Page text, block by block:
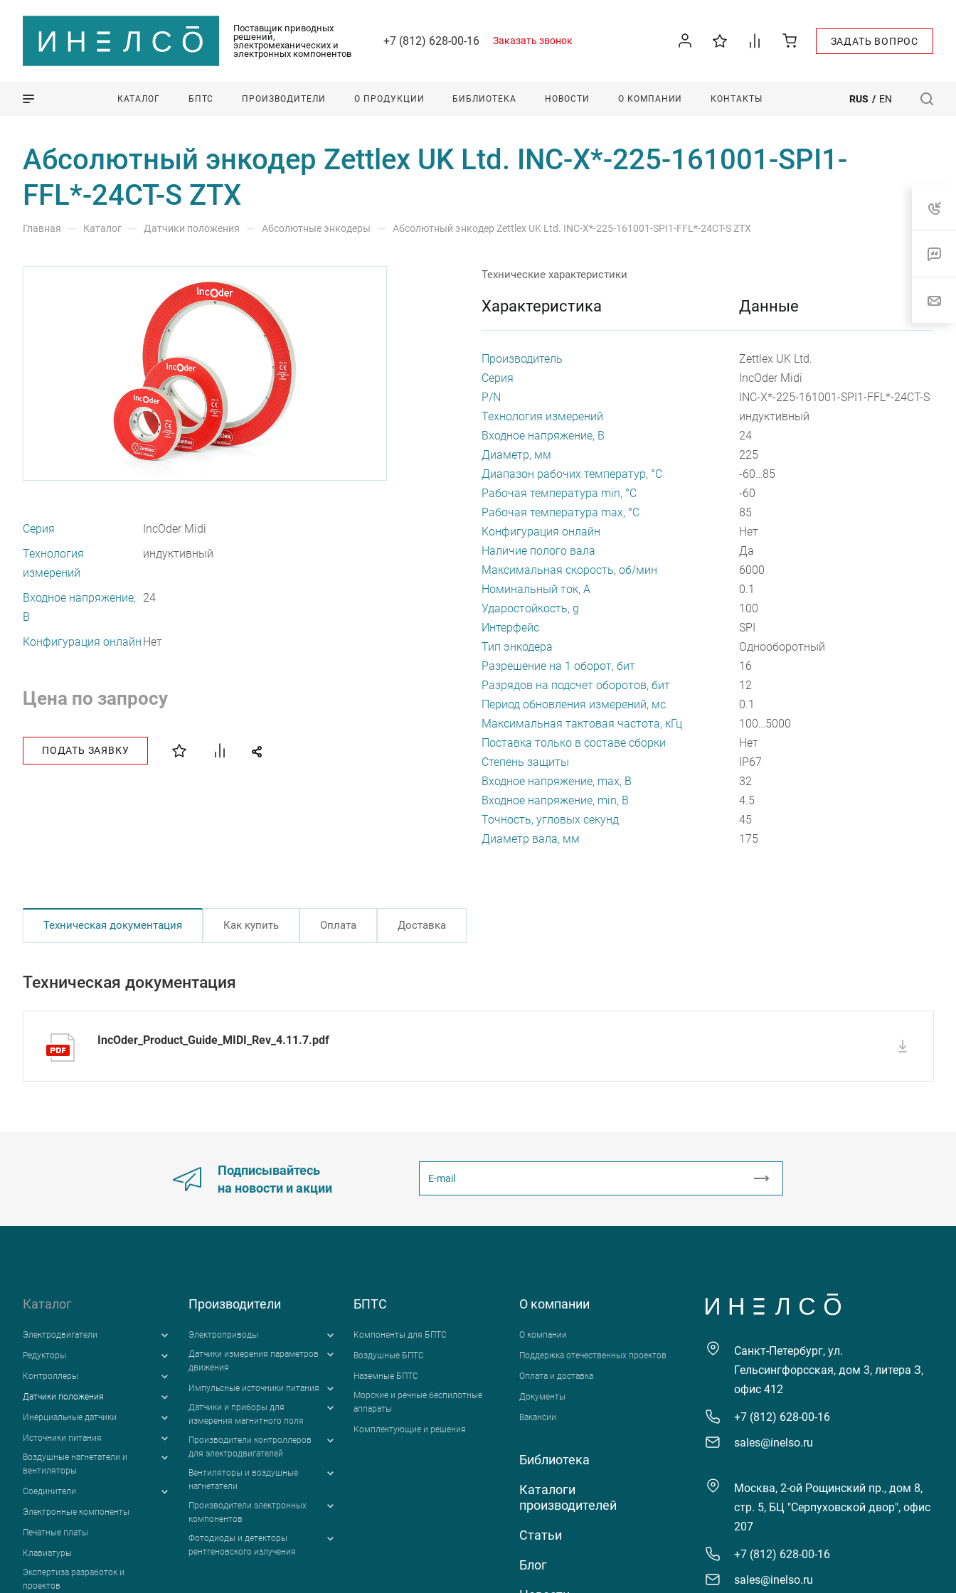
Поставщик приводных
решений,
электромеханических и
электронных компонентов
+7 (812) 628-00-16 Заказать звонок ЗАДАТЬ ВОПРОС
КАТАЛОГ БПТС ПРОИЗВОДИТЕЛИ О ПРОДУКЦИИ БИБЛИОТЕКА НОВОСТИ О КОМПАНИИ КОНТАКТЫ RUS / EN
Абсолютный энкодер Zettlex UK Ltd. INC-X*-225-161001-SPI1-
FFL*-24CT-S ZTX
Главная — Каталог — Датчики положения — Абсолютные энкодеры — Абсолютный энкодер Zettlex UK Ltd. INC-X*-225-161001-SPI1-FFL*-24CT-S ZTX
Серия
IncOder Midi
Технология
измерений
индуктивный
Входное напряжение,
В
24
Конфигурация онлайн Нет
Цена по запросу
ПОДАТЬ ЗАЯВКУ
Технические характеристики
Характеристика Данные
Производитель
Zettlex UK Ltd.
Серия
IncOder Midi
P/N
INC-X*-225-161001-SPI1-FFL*-24CT-S
Технология измерений
индуктивный
Входное напряжение, В
24
Диаметр, мм
225
Диапазон рабочих температур, °С
-60…85
Рабочая температура min, °С
-60
Рабочая температура max, °С
85
Конфигурация онлайн
Нет
Наличие полого вала
Да
Максимальная скорость, об/мин
6000
Номинальный ток, А
0.1
Ударостойкость, g
100
Интерфейс
SPI
Тип энкодера
Однооборотный
Разрешение на 1 оборот, бит
16
Разрядов на подсчет оборотов, бит
12
Период обновления измерений, мс
0.1
Максимальная тактовая частота, кГц
100…5000
Поставка только в составе сборки
Нет
Степень защиты
IP67
Входное напряжение, max, В
32
Входное напряжение, min, В
4.5
Точность, угловых секунд
45
Диаметр вала, мм
175
Техническая документация Как купить Оплата Доставка
Техническая документация
IncOder_Product_Guide_MIDI_Rev_4.11.7.pdf
Подписывайтесь
на новости и акции
Каталог
Электродвигатели
Редукторы
Контроллеры
Датчики положения
Инерциальные датчики
Источники питания
Воздушные нагнетатели и
вентиляторы
Соединители
Электронные компоненты
Печатные платы
Клавиатуры
Экспертиза разработок и
проектов
Производители
Электроприводы
Датчики измерения параметров
движения
Импульсные источники питания
Датчики и приборы для
измерения магнитного поля
Производители контроллеров
для электродвигателей
Вентиляторы и воздушные
нагнетатели
Производители электронных
компонентов
Фотодиоды и детекторы
рентгеновского излучения
БПТС
Компоненты для БПТС
Воздушные БПТС
Наземные БПТС
Морские и речные беспилотные
аппараты
Комплектующие и решения
О компании
О компании
Поддержка отечественных проектов
Оплата и доставка
Документы
Вакансии
Библиотека
Каталоги
производителей
Статьи
Блог
Санкт-Петербург, ул.
Гельсингфорсская, дом 3, литера З,
офис 412
+7 (812) 628-00-16
sales@inelso.ru
Москва, 2-ой Рощинский пр., дом 8,
стр. 5, БЦ "Серпуховской двор", офис
207
+7 (812) 628-00-16
sales@inelso.ru